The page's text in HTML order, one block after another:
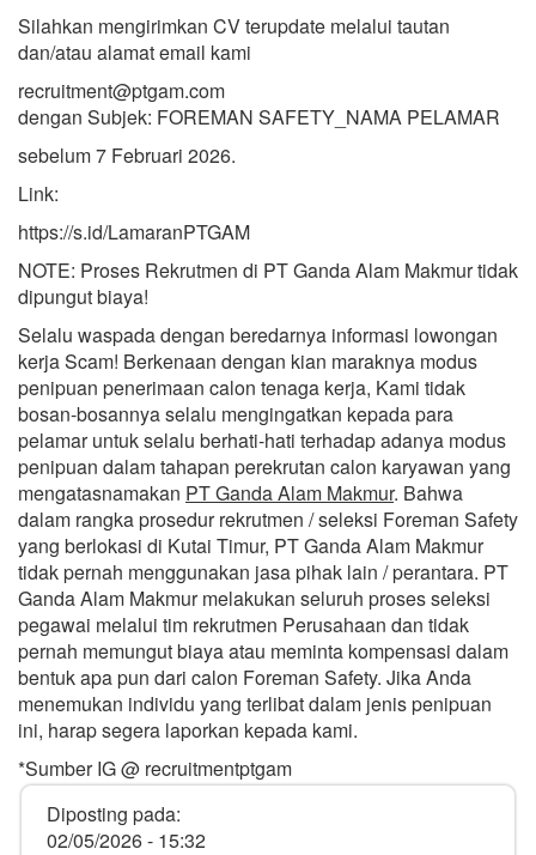
Silahkan mengirimkan CV terupdate melalui tautan
dan/atau alamat email kami
recruitment@ptgam.com
dengan Subjek: FOREMAN SAFETY_NAMA PELAMAR
sebelum 7 Februari 2026.
Link:
https://s.id/LamaranPTGAM
NOTE: Proses Rekrutmen di PT Ganda Alam Makmur tidak
dipungut biaya!
Selalu waspada dengan beredarnya informasi lowongan
kerja Scam! Berkenaan dengan kian maraknya modus
penipuan penerimaan calon tenaga kerja, Kami tidak
bosan-bosannya selalu mengingatkan kepada para
pelamar untuk selalu berhati-hati terhadap adanya modus
penipuan dalam tahapan perekrutan calon karyawan yang
mengatasnamakan PT Ganda Alam Makmur. Bahwa
dalam rangka prosedur rekrutmen / seleksi Foreman Safety
yang berlokasi di Kutai Timur, PT Ganda Alam Makmur
tidak pernah menggunakan jasa pihak lain / perantara. PT
Ganda Alam Makmur melakukan seluruh proses seleksi
pegawai melalui tim rekrutmen Perusahaan dan tidak
pernah memungut biaya atau meminta kompensasi dalam
bentuk apa pun dari calon Foreman Safety. Jika Anda
menemukan individu yang terlibat dalam jenis penipuan
ini, harap segera laporkan kepada kami.
*Sumber IG @ recruitmentptgam
Diposting pada:
02/05/2026 - 15:32